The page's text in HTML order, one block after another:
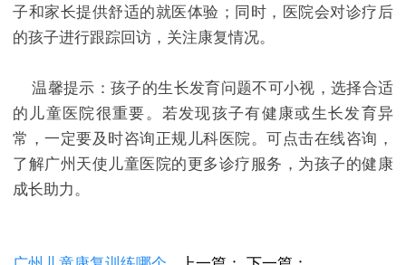
子和家长提供舒适的就医体验；同时，医院会对诊疗后
的孩子进行跟踪回访，关注康复情况。​
温馨提示：孩子的生长发育问题不可小视，选择合适
的儿童医院很重要。若发现孩子有健康或生长发育异
常，一定要及时咨询正规儿科医院。可点击在线咨询，
了解广州天使儿童医院的更多诊疗服务，为孩子的健康
成长助力。​